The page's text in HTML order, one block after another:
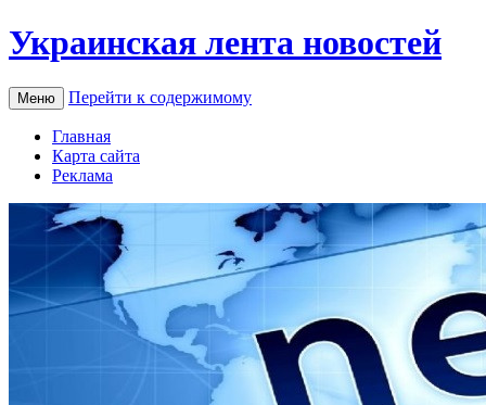
Украинская лента новостей
Меню Перейти к содержимому
Главная
Карта сайта
Реклама